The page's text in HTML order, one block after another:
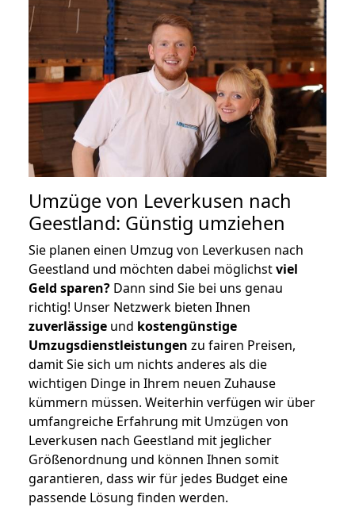
Umzüge von Leverkusen nach
Geestland: Günstig umziehen
Sie planen einen Umzug von Leverkusen nach
Geestland und möchten dabei möglichstviel
Geld sparen? Dann sind Sie bei uns genau
richtig! Unser Netzwerk bieten Ihnen
zuverlässige und kostengünstige
Umzugsdienstleistungen zu fairen Preisen,
damit Sie sich um nichts anderes als die
wichtigen Dinge in Ihrem neuen Zuhause
kümmern müssen. Weiterhin verfügen wir über
umfangreiche Erfahrung mit Umzügen von
Leverkusen nach Geestland mit jeglicher
Größenordnung und können Ihnen somit
garantieren, dass wir für jedes Budget eine
passende Lösung finden werden.